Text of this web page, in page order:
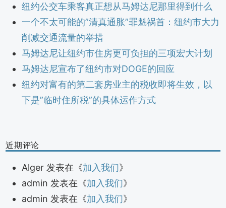
纽约公交车乘客真正想从马姆达尼那里得到什么
一个不太可能的”清真通胀”罪魁祸首：纽约市大力
削减交通流量的举措
马姆达尼让纽约市住房更可负担的三项宏大计划
马姆达尼宣布了纽约市对DOGE的回应
纽约对富有的第二套房业主的税收即将生效，以
下是”临时住所税”的具体运作方式
近期评论
Alger 发表在《加入我们》
admin 发表在《加入我们》
admin 发表在《加入我们》